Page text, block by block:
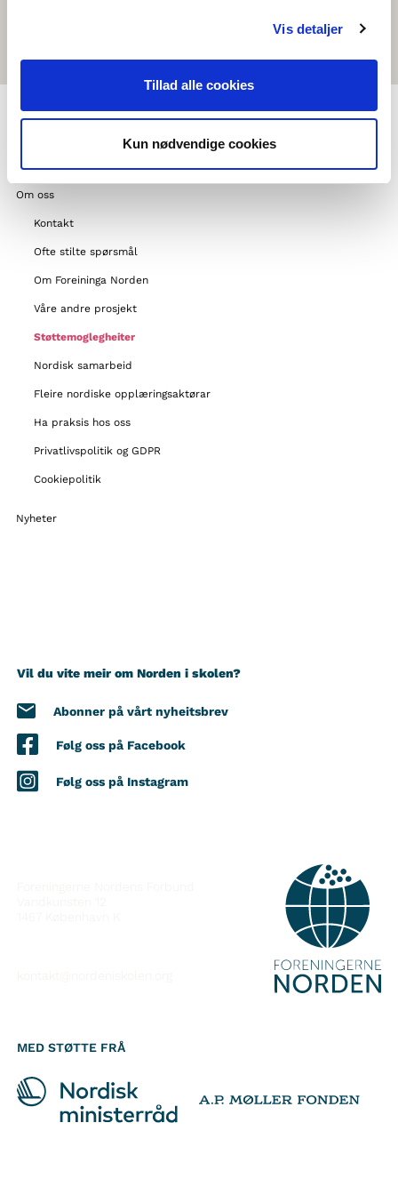
Vis detaljer
Tillad alle cookies
Kun nødvendige cookies
Om oss
Kontakt
Ofte stilte spørsmål
Om Foreininga Norden
Våre andre prosjekt
Støttemoglegheiter
Nordisk samarbeid
Fleire nordiske opplæringsaktørar
Ha praksis hos oss
Privatlivspolitik og GDPR
Cookiepolitik
Nyheter
Vil du vite meir om Norden i skolen?
Abonner på vårt nyheitsbrev
Følg oss på Facebook
Følg oss på Instagram
MED STØTTE FRÅ